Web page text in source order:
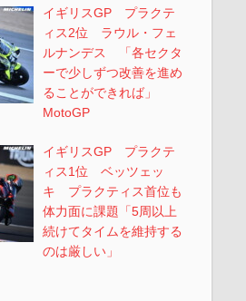
イギリスGP プラクテ
ィス2位 ラウル・フェ
ルナンデス 「各セクタ
ーで少しずつ改善を進め
ることができれば」
MotoGP
イギリスGP プラクテ
ィス1位 ベッツェッ
キ プラクティス首位も
体力面に課題「5周以上
続けてタイムを維持する
のは厳しい」